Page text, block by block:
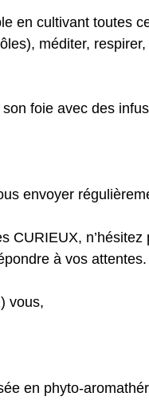
en cultivant toutes
méditer,
foie avec des
envoyer
CURIEUX,
à vos attentes.
vous,
en phyto-